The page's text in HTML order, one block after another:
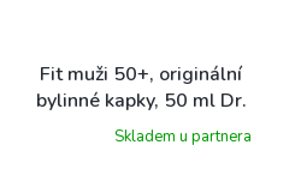
Fit muži 50+, originální
bylinné kapky, 50 ml Dr.
Popov
Skladem u partnera